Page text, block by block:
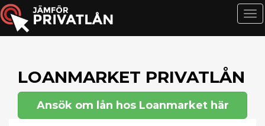
T
LOANMARKET PRIVATLÅN
Ansök om lån hos Loanmarket här